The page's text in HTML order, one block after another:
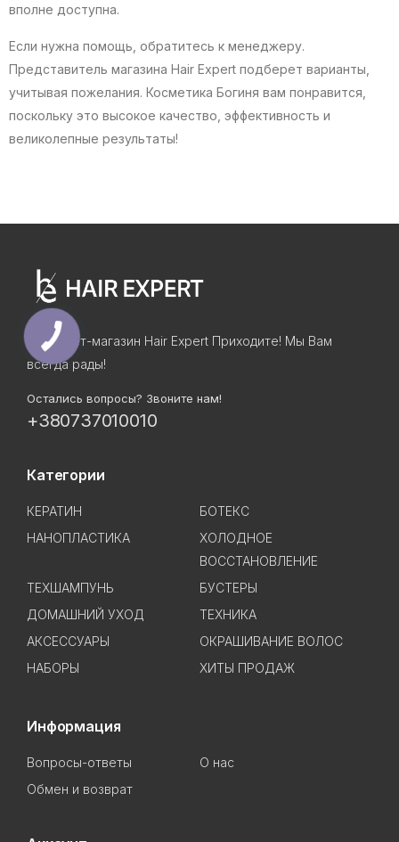
вполне доступна.
Если нужна помощь, обратитесь к менеджеру.
Представитель магазина Hair Expert подберет варианты,
учитывая пожелания. Косметика Богиня вам понравится,
поскольку это высокое качество, эффективность и
великолепные результаты!
Интернет-магазин Hair Expert Приходите! Мы Вам
всегда рады!
Остались вопросы? Звоните нам!
+380737010010
Категории
КЕРАТИН
БОТЕКС
НАНОПЛАСТИКА
ХОЛОДНОЕ
ВОССТАНОВЛЕНИЕ
ТЕХШАМПУНЬ
БУСТЕРЫ
ДОМАШНИЙ УХОД
ТЕХНИКА
АКСЕССУАРЫ
ОКРАШИВАНИЕ ВОЛОС
НАБОРЫ
ХИТЫ ПРОДАЖ
Информация
Вопросы-ответы
О нас
Обмен и возврат